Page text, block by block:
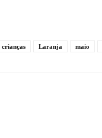
crianças Laranja maio